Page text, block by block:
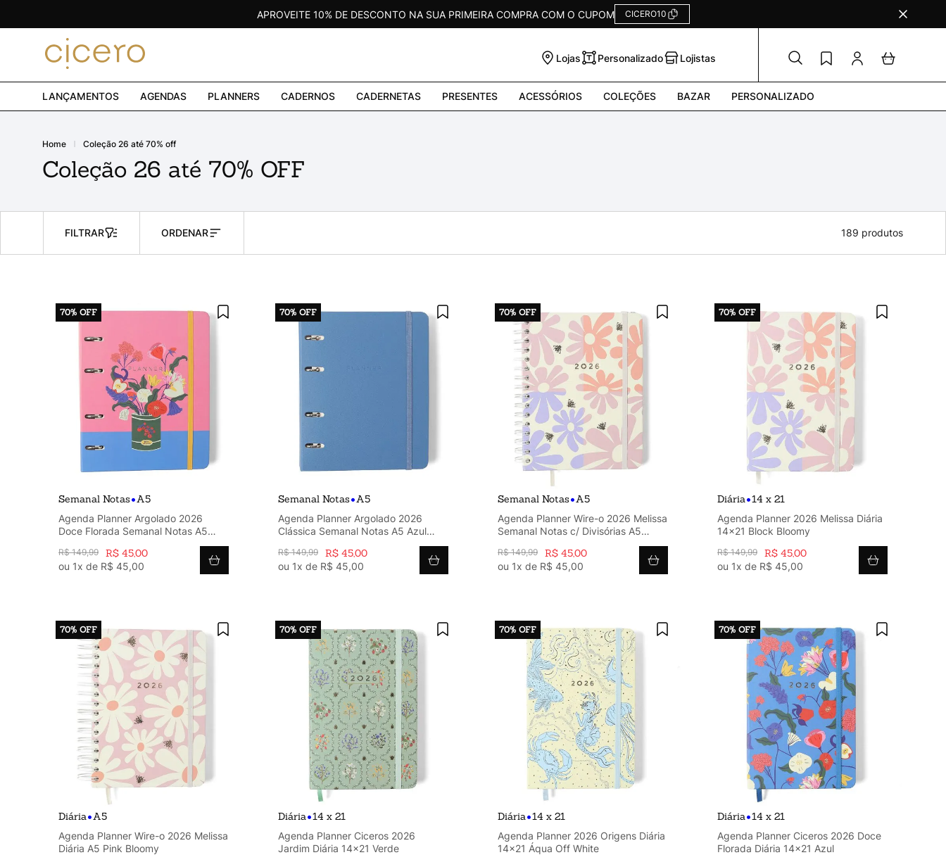
APROVEITE 10% DE DESCONTO NA SUA PRIMEIRA COMPRA COM O CUPOM CICERO10
Lojas Personalizado Lojistas
LANÇAMENTOS AGENDAS PLANNERS CADERNOS CADERNETAS PRESENTES ACESSÓRIOS COLEÇÕES BAZAR PERSONALIZADO
coleção 26 até 70% off
Coleção 26 até 70% OFF
FILTRAR ORDENAR 189 produtos
70% OFF
Semanal Notas•A5
Agenda Planner Argolado 2026
Doce Florada Semanal Notas A5
R$ 149,99 R$ 45,00
ou 1x de R$ 45,00
70% OFF
Semanal Notas•A5
Agenda Planner Argolado 2026
Clássica Semanal Notas A5 Azul
R$ 149,99 R$ 45,00
ou 1x de R$ 45,00
70% OFF
Semanal Notas•A5
Agenda Planner Wire-o 2026 Melissa
Semanal Notas c/ Divisórias A5
R$ 149,99 R$ 45,00
ou 1x de R$ 45,00
70% OFF
Diária•14 x 21
Agenda Planner 2026 Melissa Diária
14x21 Block Bloomy
R$ 149,99 R$ 45,00
ou 1x de R$ 45,00
70% OFF
Diária•A5
Agenda Planner Wire-o 2026 Melissa
Diária A5 Pink Bloomy
70% OFF
Diária•14 x 21
Agenda Planner Ciceros 2026
Jardim Diária 14x21 Verde
70% OFF
Diária•14 x 21
Agenda Planner 2026 Origens Diária
14x21 Áqua Off White
70% OFF
Diária•14 x 21
Agenda Planner Ciceros 2026 Doce
Florada Diária 14x21 Azul